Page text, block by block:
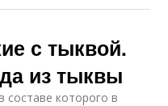
с тыквой.
из тыквы
составе которого в